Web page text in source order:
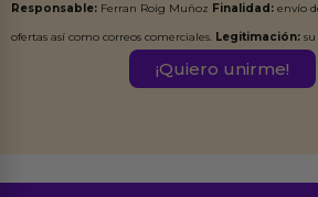
Responsable: Ferran Roig Muñoz Finalidad: envío
ofertas así como correos comerciales. Legitimación:
Destinatarios:Ferran Roig Muñoz.